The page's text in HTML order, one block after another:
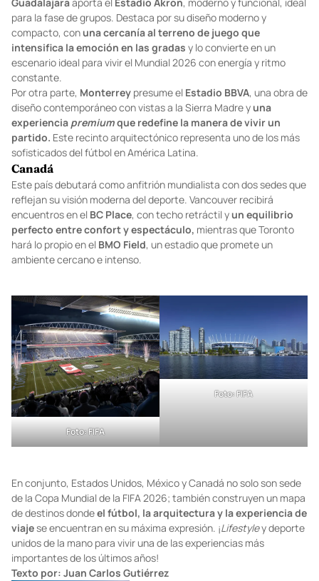
para la fase de grupos. Destaca por su diseño moderno y
compacto, conuna cercanía al terreno de juego que
intensifica la emoción en las gradas y lo convierte en un
escenario ideal para vivir el Mundial 2026 con energía y ritmo
constante.
Por otra parte, Monterrey presume el Estadio BBVA, una obra de
diseño contemporáneo con vistas a la Sierra Madre yuna
experiencia premiumque redefine la manera de vivir un
partido. Este recinto arquitectónico representa uno de los más
sofisticados del fútbol en América Latina.
Canadá
Este país debutará como anfitrión mundialista con dos sedes que
reflejan su visión moderna del deporte. Vancouver recibirá
encuentros en el BC Place, con techo retráctil yun equilibrio
perfecto entre confort y espectáculo, mientras que Toronto
hará lo propio en el BMO Field, un estadio que promete un
ambiente cercano e intenso.
Foto: FIFA
Foto: FIFA
En conjunto, Estados Unidos, México y Canadá no solo son sede
de la Copa Mundial de la FIFA 2026; también construyen un mapa
de destinos dondeel fútbol, la arquitectura y la experiencia de
viajese encuentran en su máxima expresión. ¡Lifestyley deporte
unidos de la mano para vivir una de las experiencias más
importantes de los últimos años!
Texto por: Juan Carlos Gutiérrez